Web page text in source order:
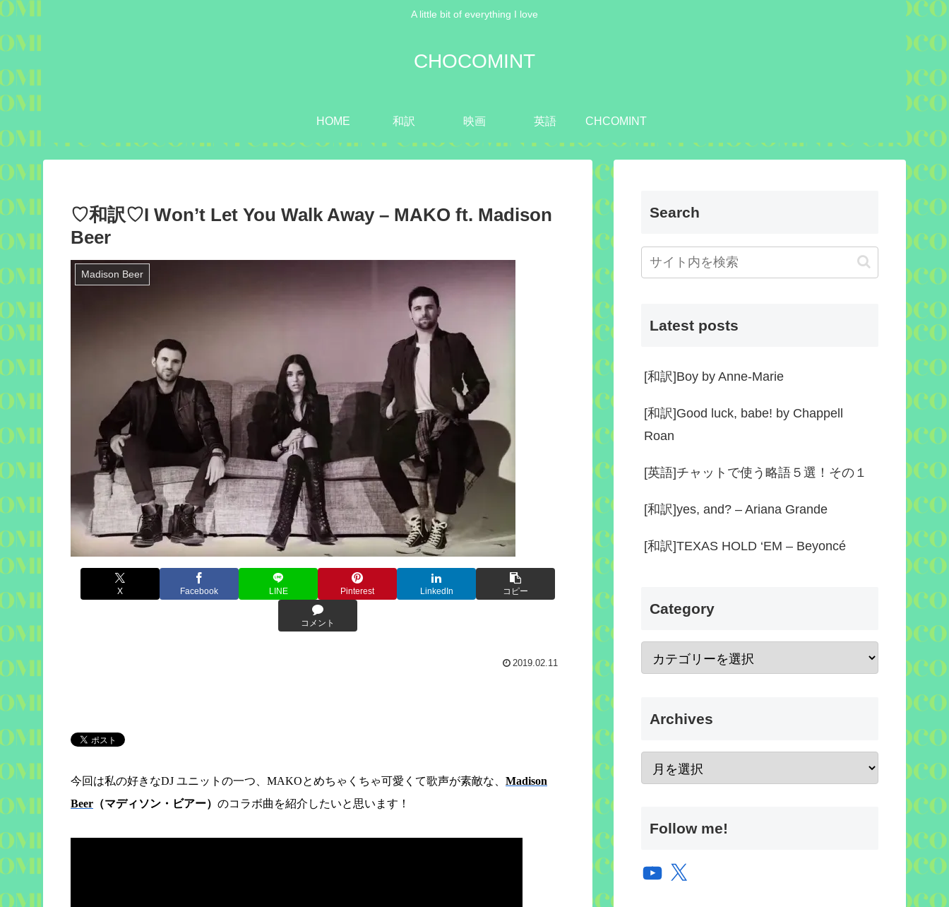
A little bit of everything I love
CHOCOMINT
HOME 和訳 映画 英語 CHCOMINT
♡和訳♡I Won’t Let You Walk Away – MAKO ft. Madison
Beer
Madison Beer
X Facebook LINE Pinterest LinkedIn コピー
コメント
2019.02.11
今回は私の好きなDJ ユニットの一つ、 MAKOとめちゃくちゃ可愛くて歌声が素敵な、 Madison
Beer （マディソン・ビアー） のコラボ曲を紹介したいと思います！
Search
Latest posts
[和訳]Boy by Anne-Marie
[和訳]Good luck, babe! by Chappell
Roan
[英語]チャットで使う略語５選！その１
[和訳]yes, and? – Ariana Grande
[和訳]TEXAS HOLD ‘EM – Beyoncé
Category
Archives
Follow me!
YouTube
X